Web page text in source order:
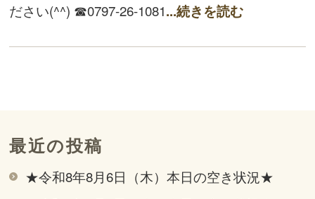
ださい(^^) ☎0797-26-1081...続きを読む
最近の投稿
★令和8年8月6日（木）本日の空き状況★